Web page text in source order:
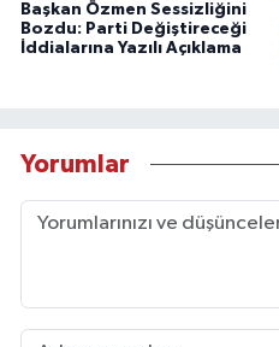
Başkan Özmen Sessizliğini
Bozdu: Parti Değiştireceği
İddialarına Yazılı Açıklama
Yorumlar